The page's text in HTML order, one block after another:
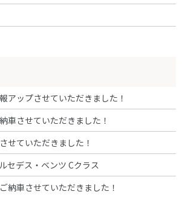
アップさせていただきました！
車させていただきました！
せていただきました！
セデス・ベンツ Cクラス
納車させていただきました！